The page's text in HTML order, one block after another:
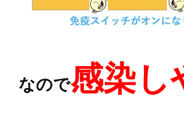
なので感染し